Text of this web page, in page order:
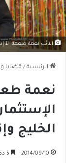
النائب نعمة طعمة: لآ
الرئيسية / قضايا
نعمة
الخليج
2014/09/10